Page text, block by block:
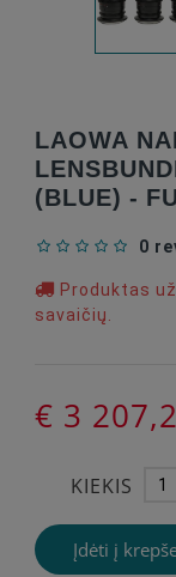
LAOWA
(BLUE) -
0
Produktas
savaičių.
€ 3
KIEKIS
Įdėti į